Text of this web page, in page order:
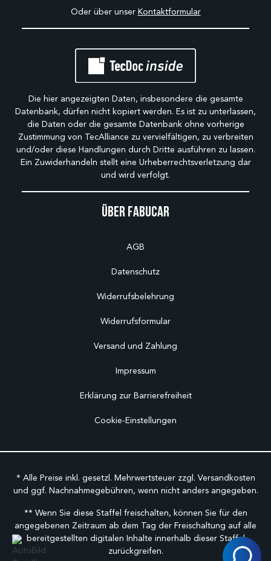
Über Fabucar
AGB
Datenschutz
Widerrufsbelehrung
Widerrufsformular
Versand und Zahlung
Impressum
Erklärung zur Barrierefreiheit
Cookie-Einstellungen
Oder über unser Kontaktformular
Die hier angezeigten Daten, insbesondere die gesamte
Datenbank, dürfen nicht kopiert werden. Es ist zu unterlassen,
die Daten oder die gesamte Datenbank ohne vorherige
Zustimmung von TecAlliance zu vervielfältigen, zu verbreiten
und/oder diese Handlungen durch Dritte ausführen zu lassen.
Ein Zuwiderhandeln stellt eine Urheberrechtsverletzung dar
und wird verfolgt.
* Alle Preise inkl. gesetzl. Mehrwertsteuer zzgl. Versandkosten
und ggf. Nachnahmegebühren, wenn nicht anders angegeben.
** Wenn Sie diese Staffel freischalten, können Sie für den
angegebenen Zeitraum ab dem Tag der Freischaltung auf alle
bereitgestellten digitalen Inhalte innerhalb dieser Staffel
zurückgreifen.